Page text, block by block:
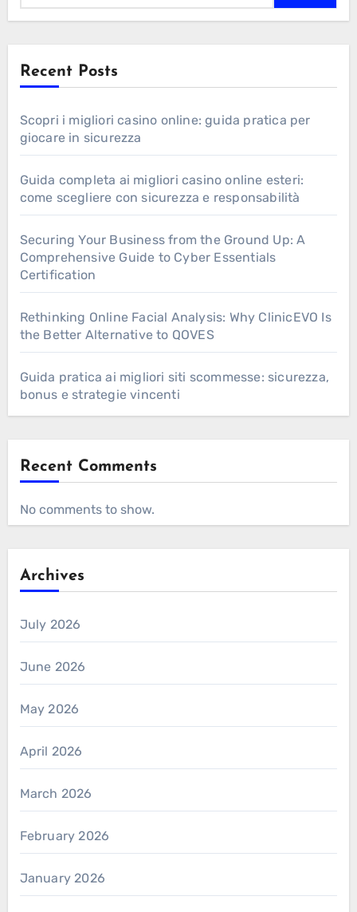
Recent Posts
Scopri i migliori casino online: guida pratica per
giocare in sicurezza
Guida completa ai migliori casino online esteri:
come scegliere con sicurezza e responsabilità
Securing Your Business from the Ground Up: A
Comprehensive Guide to Cyber Essentials
Certification
Rethinking Online Facial Analysis: Why ClinicEVO Is
the Better Alternative to QOVES
Guida pratica ai migliori siti scommesse: sicurezza,
bonus e strategie vincenti
Recent Comments
No comments to show.
Archives
July 2026
June 2026
May 2026
April 2026
March 2026
February 2026
January 2026